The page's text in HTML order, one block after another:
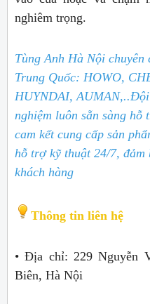
nghiêm trọng.
Tùng Anh Hà Nội
Trung Quốc: HOWO,
HUYNDAI, AUMAN,..Đội
nghiệm luôn sẵn sàng hỗ
cam kết cung cấp sản
hỗ trợ kỹ thuật 24/7,
khách hàng
Thông tin liên hệ
• Địa chỉ: 229 Nguyễn
Biên, Hà Nội